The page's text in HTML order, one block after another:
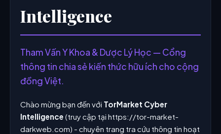
Intelligence
Tham Vấn Y Khoa & Dược Lý Học — Cổng
thông tin chia sẻ kiến thức hữu ích cho cộng
đồng Việt.
Chào mừng bạn đến với TorMarket Cyber
Intelligence (truy cập tại https://tor-market-
darkweb.com) - chuyên trang tra cứu thông tin hoạt